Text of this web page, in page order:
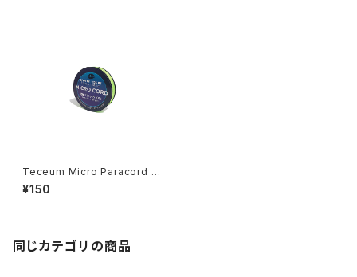
Teceum Micro Paracord –F
luo Green / 1.18mm–
¥150
同じカテゴリの商品